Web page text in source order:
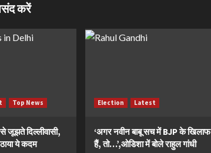
करें
Top News
जूझते दिल्लीवासी,
ये कदम
Election Latest
‘अगर नवीन बाबू सच में BJP के खिलाफ
हैं, तो…’,ओडिशा में बोले राहुल गांधी